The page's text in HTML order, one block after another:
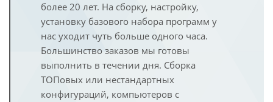
более 20 лет. На сборку, настройку,
установку базового набора программ у
нас уходит чуть больше одного часа.
Большинство заказов мы готовы
выполнить в течении дня. Сборка
ТОПовых или нестандартных
конфигураций, компьютеров с